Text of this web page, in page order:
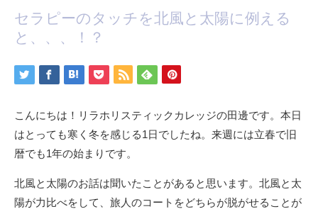
セラピーのタッチを北風と太陽に例える
と、、、！？
こんにちは！リラホリスティックカレッジの田邊です。本日
はとっても寒く冬を感じる1日でしたね。来週には立春で旧
暦でも1年の始まりです。
北風と太陽のお話は聞いたことがあると思います。北風と太
陽が力比べをして、旅人のコートをどちらが脱がせることが